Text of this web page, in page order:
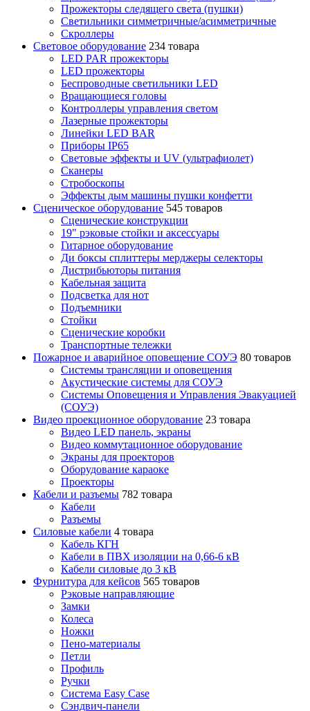
Прожекторы следящего света (пушки)
Светильники симметричные/асимметричные
Скроллеры
Световое оборудование 234 товара
LED PAR прожекторы
LED прожекторы
Беспроводные светильники LED
Вращающиеся головы
Контроллеры управления светом
Лазерные прожекторы
Линейки LED BAR
Приборы IP65
Световые эффекты и UV (ультрафиолет)
Сканеры
Стробоскопы
Эффекты дым машины пушки конфетти
Сценическое оборудование 545 товаров
Сценические конструкции
19" рэковые стойки и аксесcуары
Гитарное оборудование
Ди боксы сплиттеры мерджеры селекторы
Дистрибьюторы питания
Кабельная защита
Подсветка для нот
Подъемники
Стойки
Сценические коробки
Транспортные тележки
Пожарное и аварийное оповещение СОУЭ 80 товаров
Cистемы трансляции и оповещения
Акустические системы для СОУЭ
Системы Оповещения и Управления Эвакуацией
(СОУЭ)
Видео проекционное оборудование 23 товара
Видео LED панель, экраны
Видео коммутационное оборудование
Экраны для проекторов
Оборудование караоке
Проекторы
Кабели и разъемы 782 товара
Кабели
Разъемы
Силовые кабели 4 товара
Кабель КГН
Кабели в ПВХ изоляции на 0,66-6 кВ
Кабели силовые до 3 кВ
Фурнитура для кейсов 565 товаров
Рэковые направляющие
Замки
Колеса
Ножки
Пено-материалы
Петли
Профиль
Ручки
Система Easy Case
Сэндвич-панели